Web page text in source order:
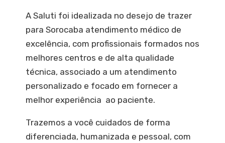
A Saluti foi idealizada no desejo de trazer
para Sorocaba atendimento médico de
excelência, com profissionais formados nos
melhores centros e de alta qualidade
técnica, associado a um atendimento
personalizado e focado em fornecer a
melhor experiência ao paciente.
Trazemos a você cuidados de forma
diferenciada, humanizada e pessoal, com